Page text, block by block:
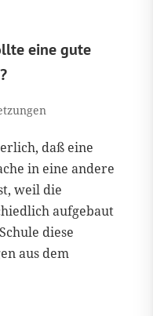
eine gute
daß eine
in eine andere
weil die
aufgebaut
diese
aus dem